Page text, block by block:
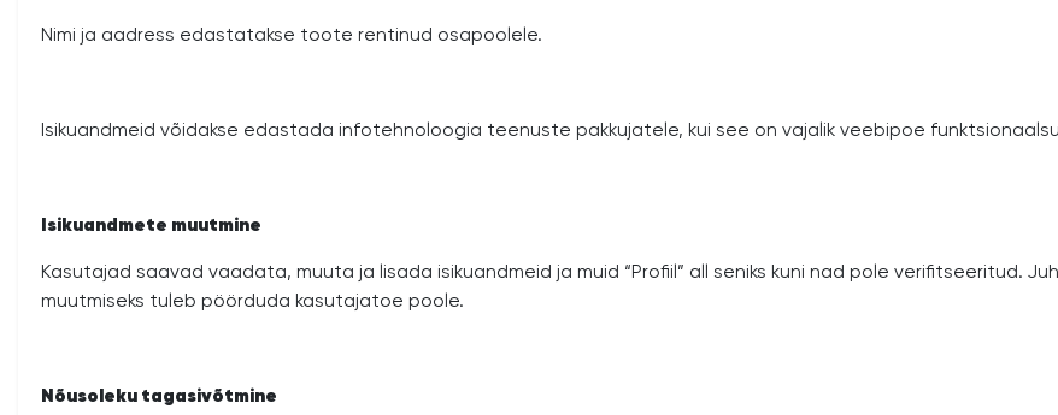
Nimi ja aadress edastatakse toote rentinud osapoolele.
Isikuandmeid võidakse edastada infotehnoloogia teenuste pakkujatele, kui see on vajalik veebipoe
Isikuandmete muutmine
Kasutajad saavad vaadata, muuta ja lisada isikuandmeid ja muid “Profiil” all seniks kuni nad pole verifitseeritud.
muutmiseks tuleb pöörduda kasutajatoe poole.
Nõusoleku tagasivõtmine